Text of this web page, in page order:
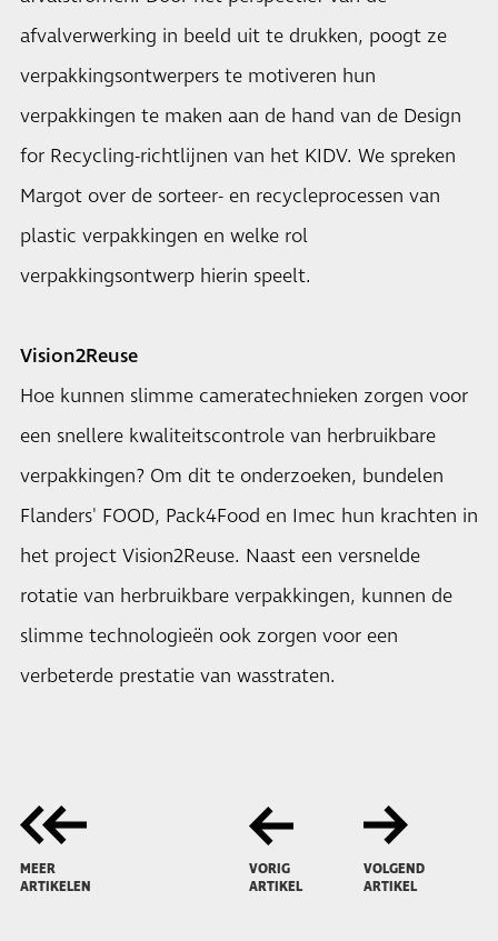
afvalverwerking in beeld uit te drukken, poogt ze
verpakkingsontwerpers te motiveren hun
verpakkingen te maken aan de hand van de Design
for Recycling-richtlijnen van het KIDV. We spreken
Margot over de sorteer- en recycleprocessen van
plastic verpakkingen en welke rol
verpakkingsontwerp hierin speelt.
Vision2Reuse
Hoe kunnen slimme cameratechnieken zorgen voor
een snellere kwaliteitscontrole van herbruikbare
verpakkingen? Om dit te onderzoeken, bundelen
Flanders' FOOD, Pack4Food en Imec hun krachten in
het project Vision2Reuse. Naast een versnelde
rotatie van herbruikbare verpakkingen, kunnen de
slimme technologieën ook zorgen voor een
verbeterde prestatie van wasstraten.
MEER
ARTIKELEN
VORIG
ARTIKEL
VOLGEND
ARTIKEL